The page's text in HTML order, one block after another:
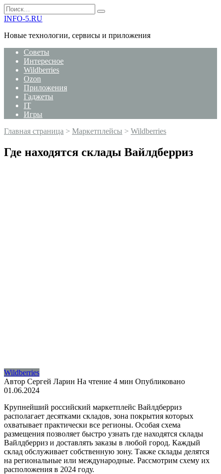
Перейти
к
Search
for:
INFO-5.RU
Новые технологии, сервисы и приложения
Советы
Интересное
Wildberries
Ozon
Приложения
Гаджеты
IT
Игры
Главная страница > Маркетплейсы > Wildberries
Где находятся склады Вайлдберриз
Wildberries
Автор Сергей Ларин На чтение 4 мин Опубликовано
01.06.2024
Крупнейший российский маркетплейс Вайлдберриз
располагает десятками складов, зона покрытия которых
охватывает практически все регионы. Особая схема
размещения позволяет быстро узнать где находятся склады
Вайлдберриз и доставлять заказы в любой город. Каждый
склад обслуживает собственную зону. Также склады делятся
на региональные или международные. Рассмотрим схему их
расположения в 2024 году.